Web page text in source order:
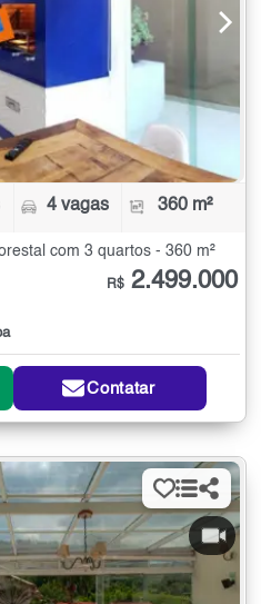
4 vagas 360 m²
com 3 quartos - 360 m²
R$ 2.499.000
Contatar